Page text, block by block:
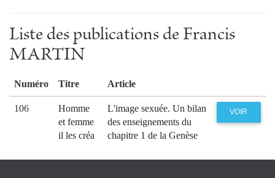
Liste des publications de Francis
MARTIN
Numéro Titre Article
106
Homme
et femme
il les créa
L'image sexuée. Un bilan
des enseignements du
chapitre 1 de la Genèse
VOIR